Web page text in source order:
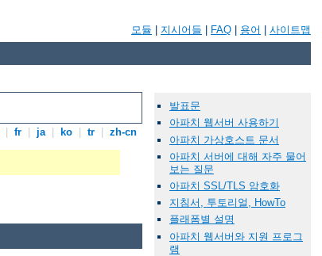
모듈 지시어들 FAQ 용어 사이트맵
fr ja ko tr zh-cn
발표문
아파치 웹서버 사용하기
아파치 가상호스트 문서
아파치 서버에 대해 자주 물어
보는 질문
아파치 SSL/TLS 암호화
지침서, 투토리얼, HowTo
플래폼별 설명
아파치 웹서버와 지원 프로그
램